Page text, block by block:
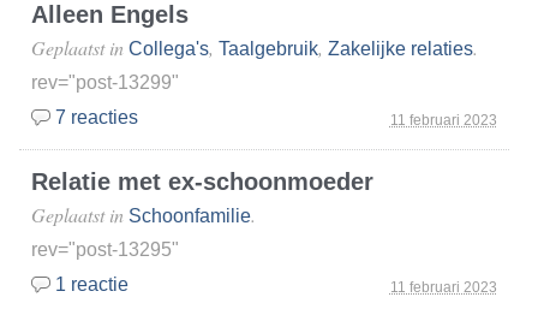
Alleen Engels
11 februari 2023
Geplaatst in Collega's, Taalgebruik, Zakelijke relaties.
rev="post-13299"
7 reacties
Relatie met ex-schoonmoeder
11 februari 2023
Geplaatst in Schoonfamilie.
rev="post-13295"
1 reactie